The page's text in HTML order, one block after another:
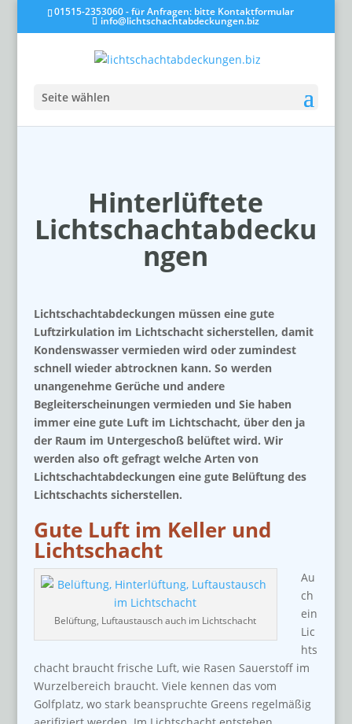
01515-2353060 - für Anfragen: bitte Kontaktformular
info@lichtschachtabdeckungen.biz
Seite wählen
Hinterlüftete
Lichtschachtabdecku
ngen
Lichtschachtabdeckungen müssen eine gute
Luftzirkulation im Lichtschacht sicherstellen, damit
Kondenswasser vermieden wird oder zumindest
schnell wieder abtrocknen kann. So werden
unangenehme Gerüche und andere
Begleiterscheinungen vermieden und Sie haben
immer eine gute Luft im Lichtschacht, über den ja
der Raum im Untergeschoß belüftet wird. Wir
werden also oft gefragt welche Arten von
Lichtschachtabdeckungen eine gute Belüftung des
Lichtschachts sicherstellen.
Gute Luft im Keller und
Lichtschacht
Belüftung, Luftaustausch auch im Lichtschacht
Au
ch
ein
Lic
hts
chacht braucht frische Luft, wie Rasen Sauerstoff im
Wurzelbereich braucht. Viele kennen das vom
Golfplatz, wo stark beanspruchte Greens regelmäßig